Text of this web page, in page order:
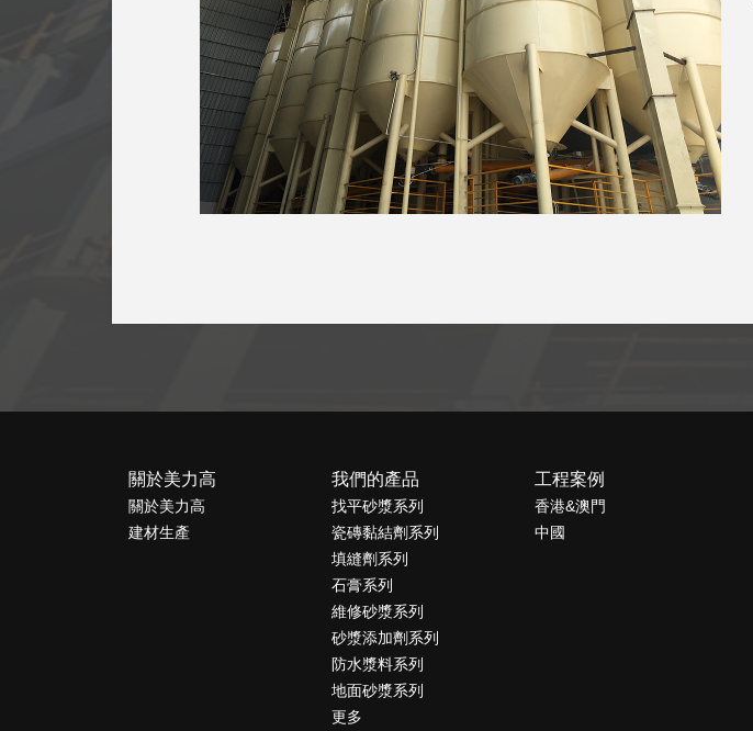
關於美力高
關於美力高
建材生產
我們的產品
找平砂漿系列
瓷磚黏結劑系列
填縫劑系列
石膏系列
維修砂漿系列
砂漿添加劑系列
防水漿料系列
地面砂漿系列
更多
工程案例
香港&澳門
中國